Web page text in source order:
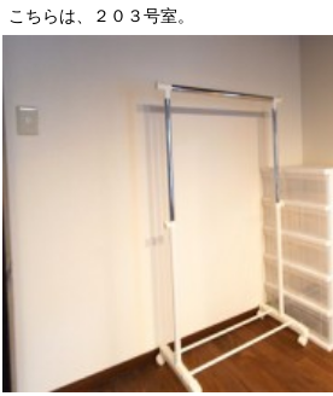
こちらは、２０３号室。